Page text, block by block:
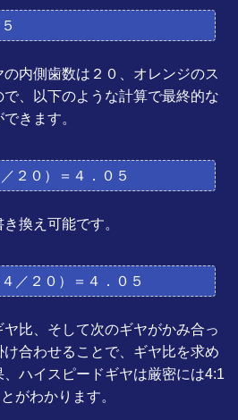
内側歯数は２０、オレンジのス
、以下のような計算で最終的な
きます。
２０）＝４．０５
換え可能です。
／２０）＝４．０５
比、そして次のギヤがかみ合っ
合わせることで、ギヤ比を求め
ハイスピードギヤは厳密には4:1
がわかります。